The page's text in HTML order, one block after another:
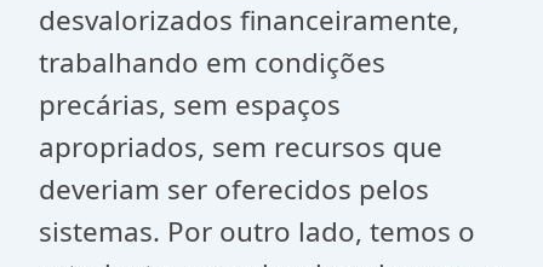
desvalorizados financeiramente,
trabalhando em condições
precárias, sem espaços
apropriados, sem recursos que
deveriam ser oferecidos pelos
sistemas. Por outro lado, temos o